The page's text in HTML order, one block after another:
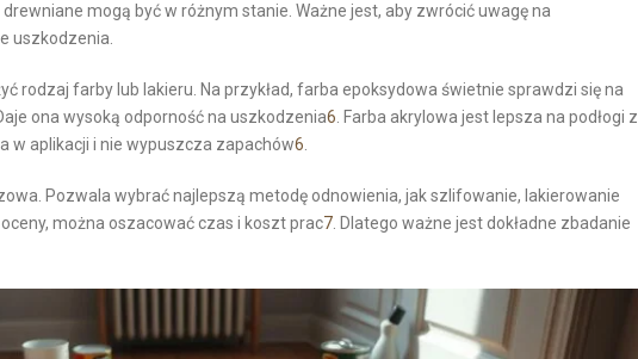
drewniane mogą być w różnym stanie. Ważne jest, aby zwrócić uwagę na
uszkodzenia.
rodzaj farby lub lakieru. Na przykład, farba epoksydowa świetnie sprawdzi się na
ona wysoką odporność na uszkodzenia6 . Farba akrylowa jest lepsza na podłogi z
w aplikacji i nie wypuszcza zapachów6
Pozwala wybrać najlepszą metodę odnowienia, jak szlifowanie, lakierowanie
można oszacować czas i koszt prac7 . Dlatego ważne jest dokładne zbadanie